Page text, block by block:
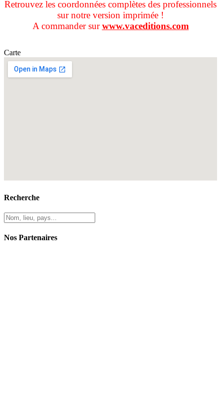
Retrouvez les coordonnées complètes des professionnels
sur notre version imprimée !
A commander surwww.vaceditions.com
Carte
Recherche
Nos Partenaires